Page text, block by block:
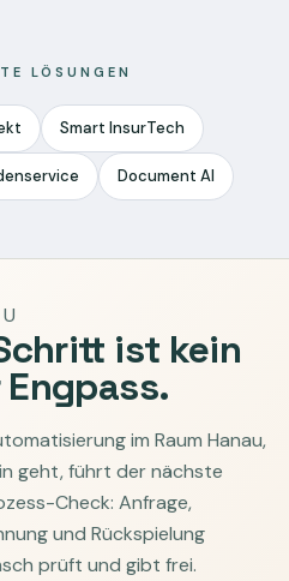
LÖSUNGEN
Smart InsurTech
Document AI
ist kein
im Raum Hanau,
geht, führt der nächste
Check: Anfrage,
und Rückspielung
prüft und gibt frei.